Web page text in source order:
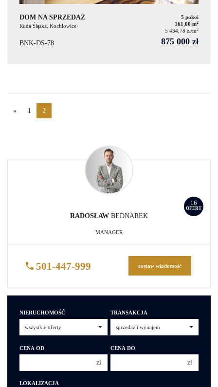
DOM NA SPRZEDAŻ
Ruda Śląska, Kochłowice
5 pokoi
161,00 m2
5 434,78 zł/m2
BNK-DS-78 875 000 zł
« 1 2
16
OFERT
RADOSŁAW BEDNAREK
MANAGER
501-447-999 zostaw wiadomość
NIERUCHOMOŚĆ TRANSAKCJA
CENA OD
zł
CENA DO
zł
LOKALIZACJA